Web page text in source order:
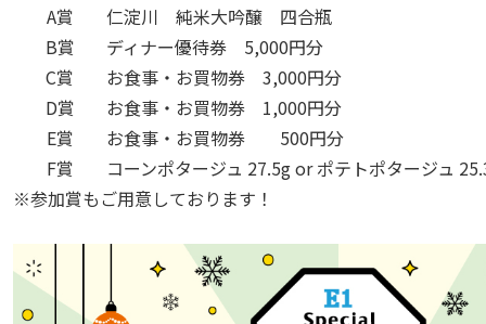
A賞
仁淀川 純米大吟醸 四合瓶
B賞
ディナー優待券 5,000円分
C賞
お食事・お買物券 3,000円分
D賞
お食事・お買物券 1,000円分
E賞
お食事・お買物券 500円分
F賞
コーンポタージュ 27.5g or ポテトポタージュ
※参加賞もご用意しております！